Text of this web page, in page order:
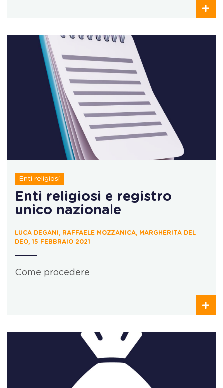
Enti religiosi
Enti religiosi e registro
unico nazionale
LUCA DEGANI, RAFFAELE MOZZANICA, MARGHERITA DEL
DEO, 15 FEBBRAIO 2021
Come procedere